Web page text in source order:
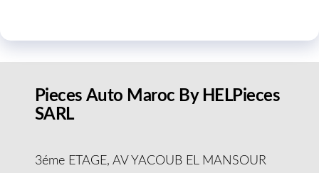
Pieces Auto Maroc By HELPieces
SARL
3éme ETAGE, AV YACOUB EL MANSOUR